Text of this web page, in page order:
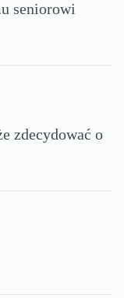
seniorowi
zdecydować o